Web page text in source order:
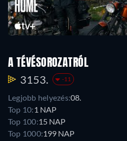
A TÉVÉSOROZATRÓL
3153. -11
Legjobb helyezés:08.
Top 10: 1 NAP
Top 100:15 NAP
Top 1000:199 NAP